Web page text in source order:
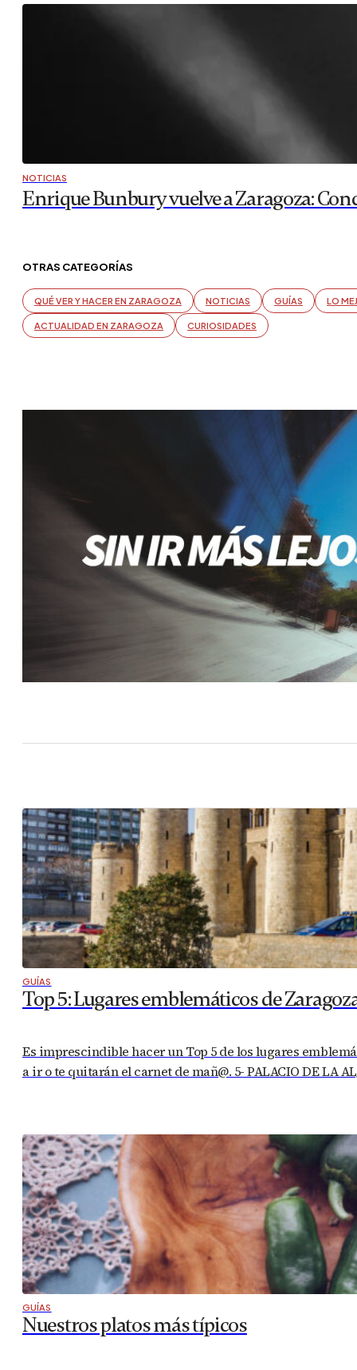
NOTICIAS
Enrique Bunbury vuelve a Zaragoza:
OTRAS CATEGORÍAS
QUÉ VER Y HACER EN ZARAGOZA NOTICIAS GUÍAS LO
ACTUALIDAD EN ZARAGOZA CURIOSIDADES
GUÍAS
Top 5: Lugares emblemáticos de
Es imprescindible hacer un Top 5 de los lugares
a ir o te quitarán el carnet de mañ@. 5- PALACIO DE LA
GUÍAS
Nuestros platos más típicos